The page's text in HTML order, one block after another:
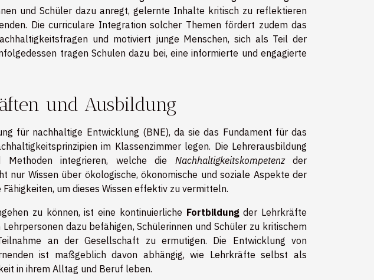
und Schüler dazu anregt, gelernte Inhalte kritisch zu reflektieren
Die curriculare Integration solcher Themen fördert zudem das
und motiviert junge Menschen, sich als Teil der
tragen Schulen dazu bei, eine informierte und engagierte
und Ausbildung
für nachhaltige Entwicklung (BNE), da sie das Fundament für das
im Klassenzimmer legen. Die Lehrerausbildung
integrieren, welche die Nachhaltigkeitskompetenzder
nur Wissen über ökologische, ökonomische und soziale Aspekte der
um dieses Wissen effektiv zu vermitteln.
zu können, ist eine kontinuierliche Fortbildung der Lehrkräfte
dazu befähigen, Schülerinnen und Schüler zu kritischem
an der Gesellschaft zu ermutigen. Die Entwicklung von
ist maßgeblich davon abhängig, wie Lehrkräfte selbst als
in ihrem Alltag und Beruf leben.